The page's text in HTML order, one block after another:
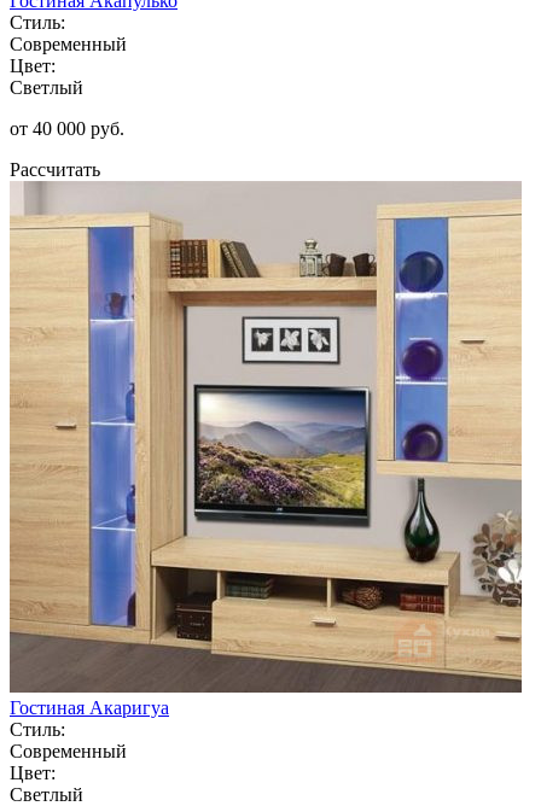
Стиль:
Современный
Цвет:
Светлый
от 40 000 руб.
Рассчитать
Гостиная Акаригуа
Стиль:
Современный
Цвет:
Светлый